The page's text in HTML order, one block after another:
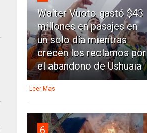
Walter Vuoto gastó $43
millones en pasajes en
un solo día mientras
crecen los reclamos por
el abandono de Ushuaia
Leer Mas